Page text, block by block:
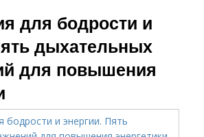
для бодрости и
дыхательных
для повышения